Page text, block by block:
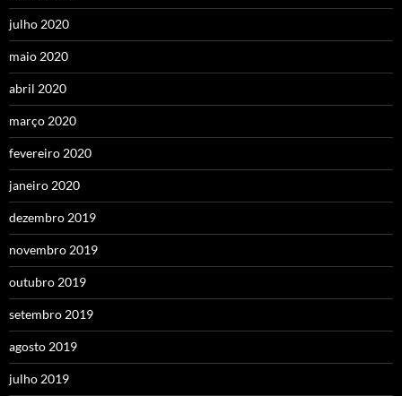
julho 2020
maio 2020
abril 2020
março 2020
fevereiro 2020
janeiro 2020
dezembro 2019
novembro 2019
outubro 2019
setembro 2019
agosto 2019
julho 2019